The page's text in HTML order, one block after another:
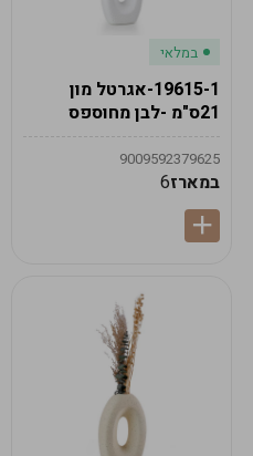
במלאי
19615-1-אגרטל מון
21ס"מ -לבן מחוספס
9009592379625
במארז6